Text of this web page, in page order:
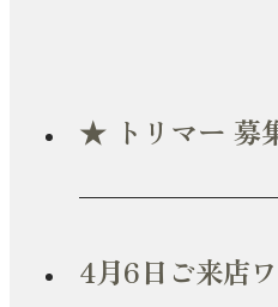
★ トリマー 募
4月6日ご来店